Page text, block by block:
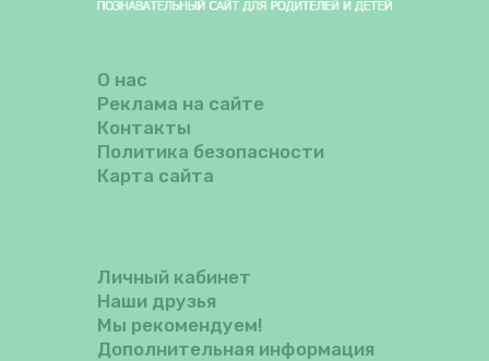
О нас
Реклама на сайте
Контакты
Политика безопасности
Карта сайта
Личный кабинет
Наши друзья
Мы рекомендуем!
Дополнительная информация